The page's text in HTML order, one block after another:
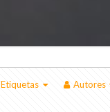
Etiquetas
Autores